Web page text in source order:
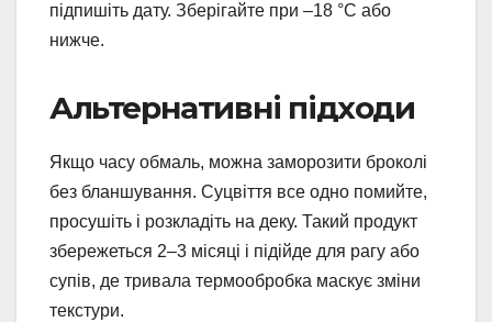
підпишіть дату. Зберігайте при –18 °C або
нижче.
Альтернативні підходи
Якщо часу обмаль, можна заморозити броколі
без бланшування. Суцвіття все одно помийте,
просушіть і розкладіть на деку. Такий продукт
збережеться 2–3 місяці і підійде для рагу або
супів, де тривала термообробка маскує зміни
текстури.